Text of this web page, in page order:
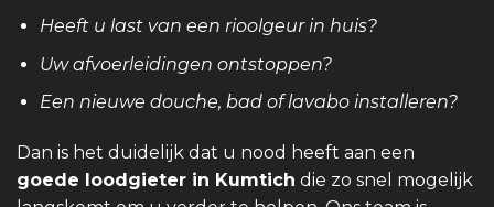
Heeft u last van een rioolgeur in huis?
Uw afvoerleidingen ontstoppen?
Een nieuwe douche, bad of lavabo installeren?
Dan is het duidelijk dat u nood heeft aan een
goede loodgieter in Kumtich die zo snel mogelijk